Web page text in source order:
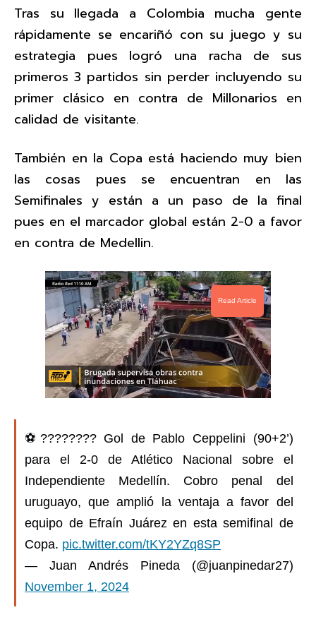
Tras su llegada a Colombia mucha gente
rápidamente se encariñó con su juego y su
estrategia pues logró una racha de sus
primeros 3 partidos sin perder incluyendo su
primer clásico en contra de Millonarios en
calidad de visitante.
También en la Copa está haciendo muy bien
las cosas pues se encuentran en las
Semifinales y están a un paso de la final
pues en el marcador global están 2-0 a favor
en contra de Medellin.
Read Article
⚽️???????? Gol de Pablo Ceppelini (90+2’)
para el 2-0 de Atlético Nacional sobre el
Independiente Medellín. Cobro penal del
uruguayo, que amplió la ventaja a favor del
equipo de Efraín Juárez en esta semifinal de
Copa. pic.twitter.com/tKY2YZq8SP
— Juan Andrés Pineda (@juanpinedar27)
November 1, 2024